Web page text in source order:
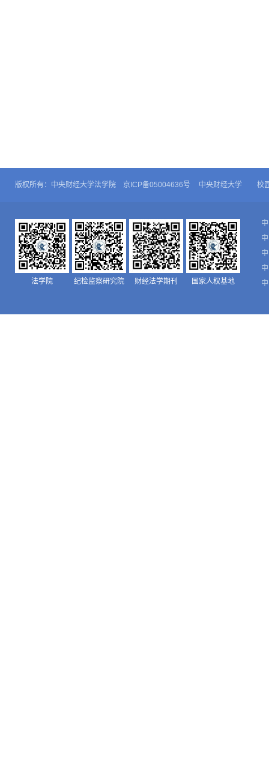
版权所有：中央财经大学法学院 京ICP备05004636号 中央财经大学 校
法学院 纪检监察研究院 财经法学期刊 国家人权基地